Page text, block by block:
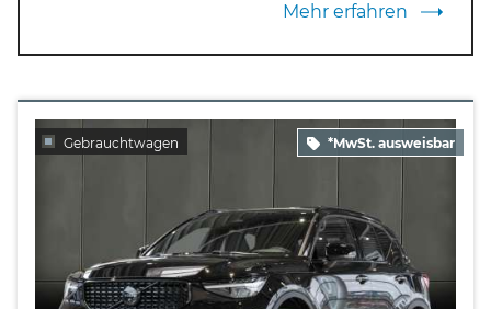
Mehr erfahren
Gebrauchtwagen *MwSt. ausweisbar